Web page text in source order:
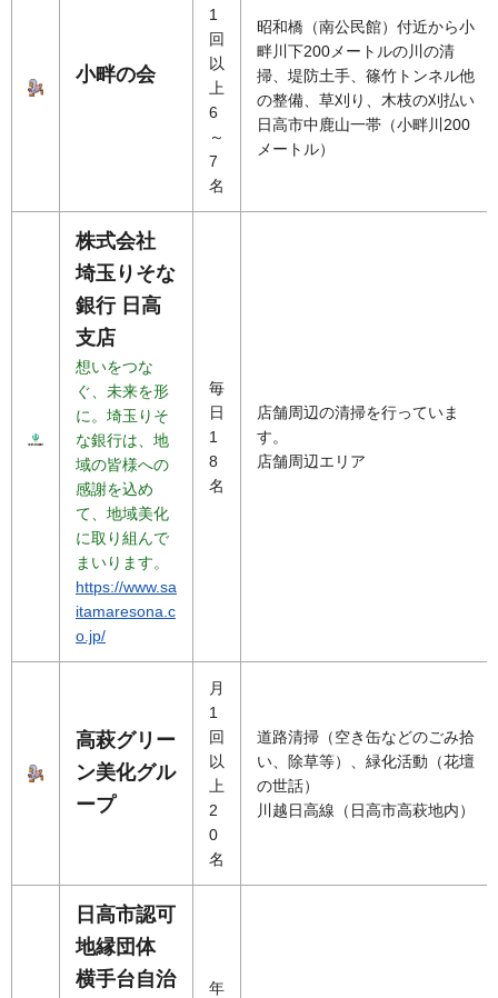
小畔の会
1
回
以
上
6
～
7
名
昭和橋（南公民館）付近から小
畔川下200メートルの川の清
掃、堤防土手、篠竹トンネル他
の整備、草刈り、木枝の刈払い
日高市中鹿山一帯（小畔川200
メートル）
株式会社
埼玉りそな
銀行 日高
支店
想いをつな
ぐ、未来を形
に。埼玉りそ
な銀行は、地
域の皆様への
感謝を込め
て、地域美化
に取り組んで
まいります。
https://www.sa
itamaresona.c
o.jp/
毎
日
1
8
名
店舗周辺の清掃を行っていま
す。
店舗周辺エリア
高萩グリー
ン美化グル
ープ
月
1
回
以
上
2
0
名
道路清掃（空き缶などのごみ拾
い、除草等）、緑化活動（花壇
の世話）
川越日高線（日高市高萩地内）
日高市認可
地縁団体
横手台自治
年